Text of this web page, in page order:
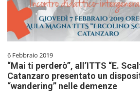
6 Febbraio 2019
“Mai ti perderò”, all’ITTS “E.
Catanzaro presentato un
“wandering” nelle demenze